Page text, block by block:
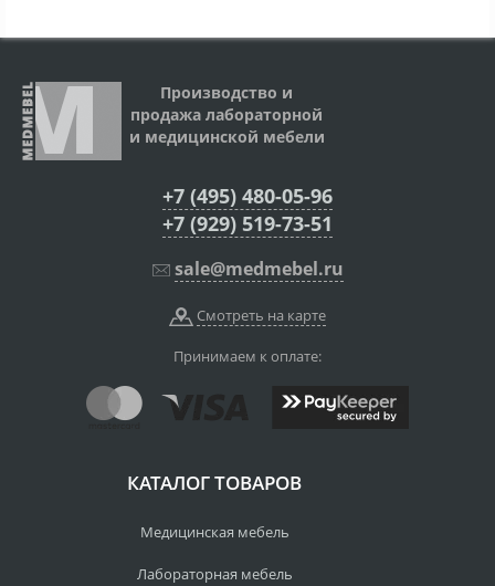
Производство и
продажа лабораторной
и медицинской мебели
+7 (495) 480-05-96
+7 (929) 519-73-51
sale@medmebel.ru
Смотреть на карте
Принимаем к оплате:
КАТАЛОГ ТОВАРОВ
Медицинская мебель
Лабораторная мебель